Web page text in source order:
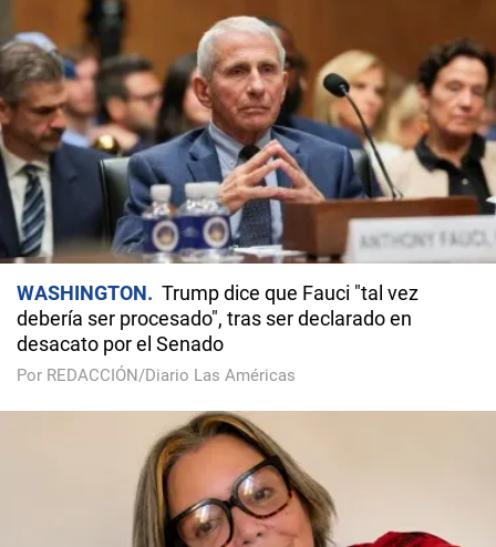
WASHINGTON
Trump dice que Fauci "tal vez
debería ser procesado", tras ser declarado en
desacato por el Senado
Por REDACCIÓN/Diario Las Américas